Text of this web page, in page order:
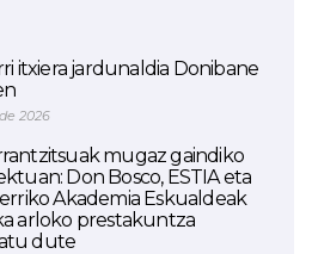
itxiera jardunaldia Donibane
2026
mugaz gaindiko
Don Bosco, ESTIA eta
Akademia Eskualdeak
arloko prestakuntza
dute